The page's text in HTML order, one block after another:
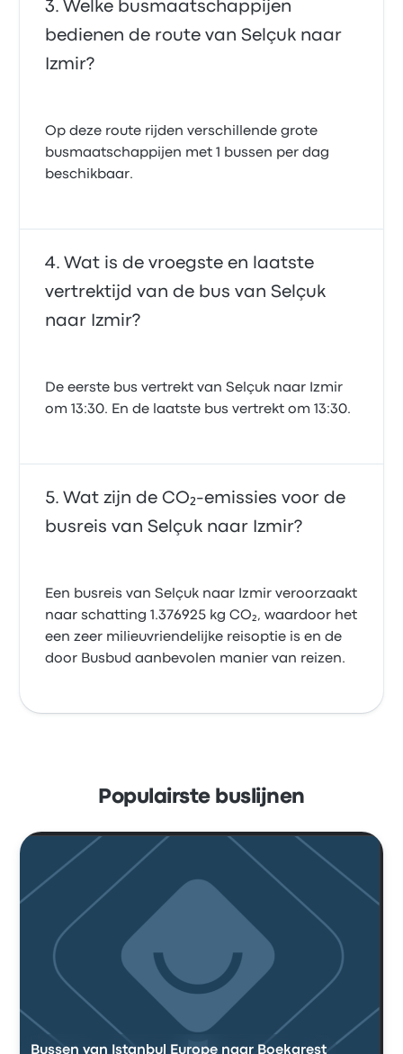
Welke busmaatschappijen
bedienen de route van Selçuk naar
Izmir?
Op deze route rijden verschillende grote
busmaatschappijen met 1 bussen per dag
beschikbaar.
Wat is de vroegste en laatste
vertrektijd van de bus van Selçuk
naar Izmir?
De eerste bus vertrekt van Selçuk naar Izmir
om 13:30. En de laatste bus vertrekt om 13:30.
Wat zijn de CO₂-emissies voor de
busreis van Selçuk naar Izmir?
Een busreis van Selçuk naar Izmir veroorzaakt
naar schatting 1.376925 kg CO₂, waardoor het
een zeer milieuvriendelijke reisoptie is en de
door Busbud aanbevolen manier van reizen.
Populairste buslijnen
Bussen van Istanbul Europe naar Boekarest